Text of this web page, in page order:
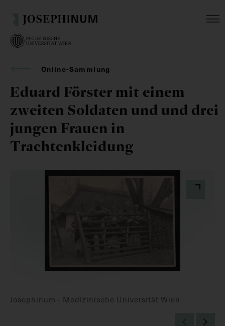
Online-Sammlung
Eduard Förster mit einem
zweiten Soldaten und und drei
jungen Frauen in
Trachtenkleidung
Josephinum - Medizinische Universität Wien